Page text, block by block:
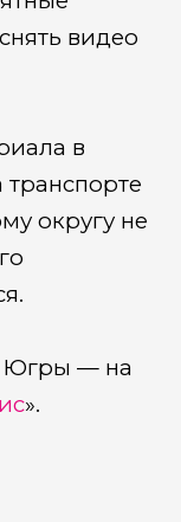
видео
в
округу не
Югры — на
».